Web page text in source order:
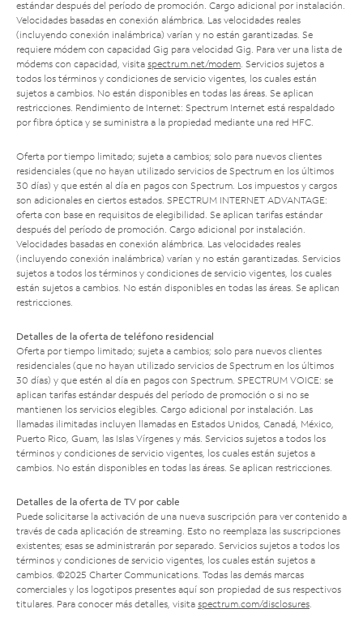
estándar después del período de promoción. Cargo adicional por instalación.
Velocidades basadas en conexión alámbrica. Las velocidades reales
(incluyendo conexión inalámbrica) varían y no están garantizadas. Se
requiere módem con capacidad Gig para velocidad Gig. Para ver una lista de
módems con capacidad, visita spectrum.net/modem . Servicios sujetos a
todos los términos y condiciones de servicio vigentes, los cuales están
sujetos a cambios. No están disponibles en todas las áreas. Se aplican
restricciones. Rendimiento de Internet: Spectrum Internet está respaldado
por fibra óptica y se suministra a la propiedad mediante una red HFC.
Oferta por tiempo limitado; sujeta a cambios; solo para nuevos clientes
residenciales (que no hayan utilizado servicios de Spectrum en los últimos
30 días) y que estén al día en pagos con Spectrum. Los impuestos y cargos
son adicionales en ciertos estados. SPECTRUM INTERNET ADVANTAGE:
oferta con base en requisitos de elegibilidad. Se aplican tarifas estándar
después del período de promoción. Cargo adicional por instalación.
Velocidades basadas en conexión alámbrica. Las velocidades reales
(incluyendo conexión inalámbrica) varían y no están garantizadas. Servicios
sujetos a todos los términos y condiciones de servicio vigentes, los cuales
están sujetos a cambios. No están disponibles en todas las áreas. Se aplican
restricciones.
Detalles de la oferta de teléfono residencial
Oferta por tiempo limitado; sujeta a cambios; solo para nuevos clientes
residenciales (que no hayan utilizado servicios de Spectrum en los últimos
30 días) y que estén al día en pagos con Spectrum. SPECTRUM VOICE: se
aplican tarifas estándar después del período de promoción o si no se
mantienen los servicios elegibles. Cargo adicional por instalación. Las
llamadas ilimitadas incluyen llamadas en Estados Unidos, Canadá, México,
Puerto Rico, Guam, las Islas Vírgenes y más. Servicios sujetos a todos los
términos y condiciones de servicio vigentes, los cuales están sujetos a
cambios. No están disponibles en todas las áreas. Se aplican restricciones.
Detalles de la oferta de TV por cable
Puede solicitarse la activación de una nueva suscripción para ver contenido a
través de cada aplicación de streaming. Esto no reemplaza las suscripciones
existentes; esas se administrarán por separado. Servicios sujetos a todos los
términos y condiciones de servicio vigentes, los cuales están sujetos a
cambios. ©2025 Charter Communications. Todas las demás marcas
comerciales y los logotipos presentes aquí son propiedad de sus respectivos
titulares. Para conocer más detalles, visita spectrum.com/disclosures